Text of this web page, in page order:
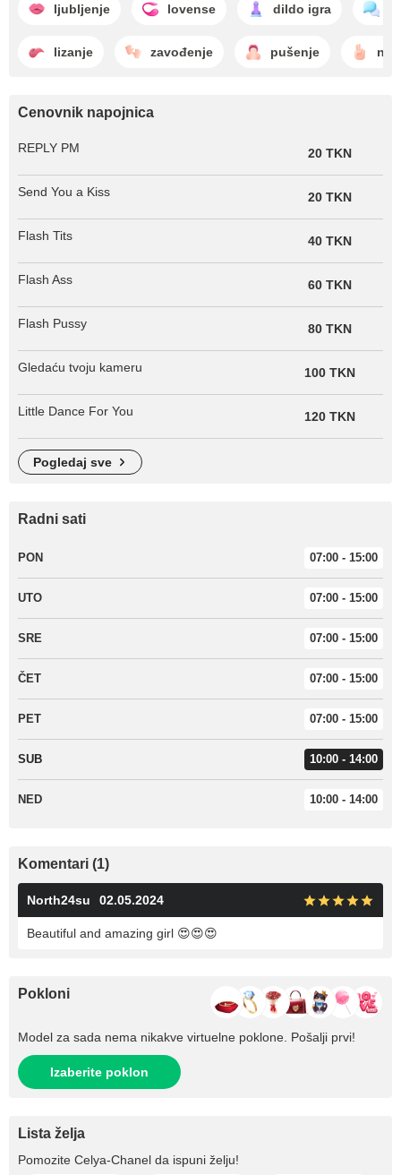
ljubljenje lovense dildo igra
lizanje zavođenje pušenje
Cenovnik napojnica
REPLY PM 20 TKN
Send You a Kiss 20 TKN
Flash Tits 40 TKN
Flash Ass 60 TKN
Flash Pussy 80 TKN
Gledaću tvoju kameru 100 TKN
Little Dance For You 120 TKN
pogledaj sve
Radni sati
PON 07:00 - 15:00
UTO 07:00 - 15:00
SRE 07:00 - 15:00
ČET 07:00 - 15:00
PET 07:00 - 15:00
SUB 10:00 - 14:00
NED 10:00 - 14:00
Komentari (1)
North24su 02.05.2024
Beautiful and amazing girl 😍😍😍
Pokloni
Model za sada nema nikakve virtuelne poklone. Pošalji prvi!
Izaberite poklon
Lista želja
Pomozite Celya-Chanel da ispuni želju!